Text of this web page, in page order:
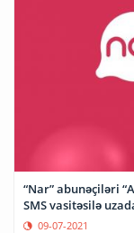
“Nar” abunəçiləri
SMS vasitəsilə
09-07-2021